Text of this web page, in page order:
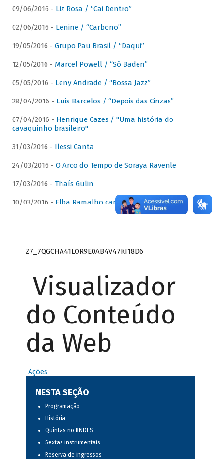
09/06/2016 - Liz Rosa / “Cai Dentro”
02/06/2016 - Lenine / “Carbono”
19/05/2016 - Grupo Pau Brasil / “Daqui”
12/05/2016 - Marcel Powell / “Só Baden”
05/05/2016 - Leny Andrade / “Bossa Jazz”
28/04/2016 - Luis Barcelos / “Depois das Cinzas”
07/04/2016 - Henrique Cazes / "Uma história do
cavaquinho brasileiro"
31/03/2016 - Ilessi Canta
24/03/2016 - O Arco do Tempo de Soraya Ravenle
17/03/2016 - Thaís Gulin
10/03/2016 - Elba Ramalho canta Dominguinhos
Z7_7QGCHA41LOR9E0AB4V47KI18D6
Visualizador
do Conteúdo
da Web
Ações
NESTA SEÇÃO
Programação
História
Quintas no BNDES
Sextas instrumentais
Reserva de ingressos